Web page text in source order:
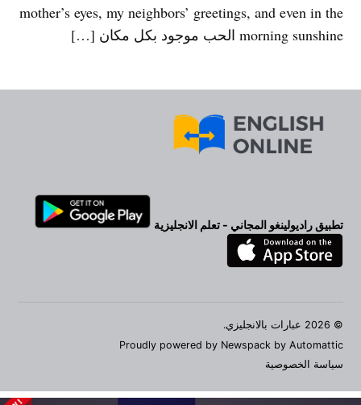
mother’s eyes, my neighbors’ greetings, and even in the
morning sunshine الحب موجود بكل مكان […]
تطبيق راديولينغو المجاني - تعلم الانجليزية
© 2026 عبارات بالانجليزي.
Proudly powered by Newspack by Automattic
سياسة الخصوصية